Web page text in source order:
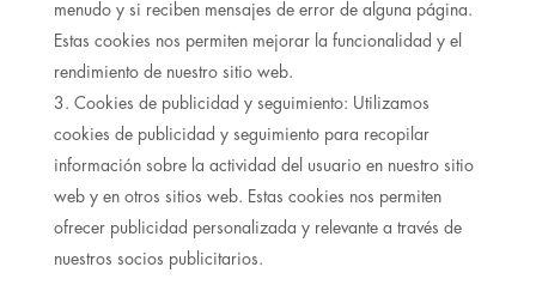
menudo y si reciben mensajes de error de alguna página.
Estas cookies nos permiten mejorar la funcionalidad y el
rendimiento de nuestro sitio web.
Cookies de publicidad y seguimiento: Utilizamos
cookies de publicidad y seguimiento para recopilar
información sobre la actividad del usuario en nuestro sitio
web y en otros sitios web. Estas cookies nos permiten
ofrecer publicidad personalizada y relevante a través de
nuestros socios publicitarios.